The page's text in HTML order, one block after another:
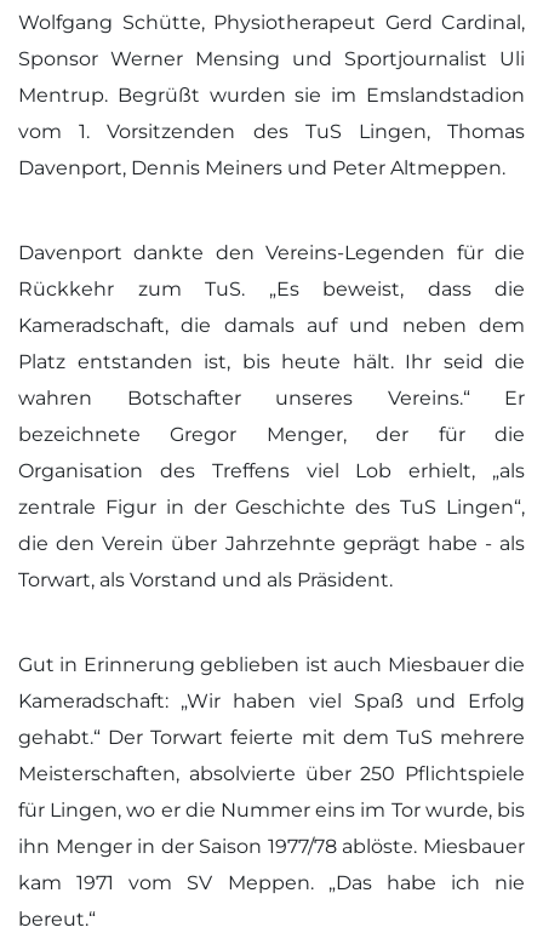
Wolfgang Schütte, Physiotherapeut Gerd Cardinal,
Sponsor Werner Mensing und Sportjournalist Uli
Mentrup. Begrüßt wurden sie im Emslandstadion
vom 1. Vorsitzenden des TuS Lingen, Thomas
Davenport, Dennis Meiners und Peter Altmeppen.
Davenport dankte den Vereins-Legenden für die
Rückkehr zum TuS. „Es beweist, dass die
Kameradschaft, die damals auf und neben dem
Platz entstanden ist, bis heute hält. Ihr seid die
wahren Botschafter unseres Vereins.“ Er
bezeichnete Gregor Menger, der für die
Organisation des Treffens viel Lob erhielt, „als
zentrale Figur in der Geschichte des TuS Lingen“,
die den Verein über Jahrzehnte geprägt habe - als
Torwart, als Vorstand und als Präsident.
Gut in Erinnerung geblieben ist auch Miesbauer die
Kameradschaft: „Wir haben viel Spaß und Erfolg
gehabt.“ Der Torwart feierte mit dem TuS mehrere
Meisterschaften, absolvierte über 250 Pflichtspiele
für Lingen, wo er die Nummer eins im Tor wurde, bis
ihn Menger in der Saison 1977/78 ablöste. Miesbauer
kam 1971 vom SV Meppen. „Das habe ich nie
bereut.“